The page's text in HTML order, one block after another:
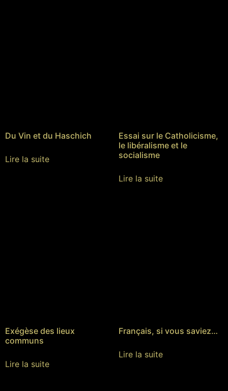
Du Vin et du Haschich
Lire la suite
Essai sur le Catholicisme,
le libéralisme et le
socialisme
Lire la suite
Exégèse des lieux
communs
Lire la suite
Français, si vous saviez…
Lire la suite